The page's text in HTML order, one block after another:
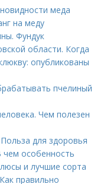
меда
на меду
Фундук
области. Когда
опубликованы
пчелиный
Чем полезен
для здоровья
особенность
и лучшие сорта
правильно